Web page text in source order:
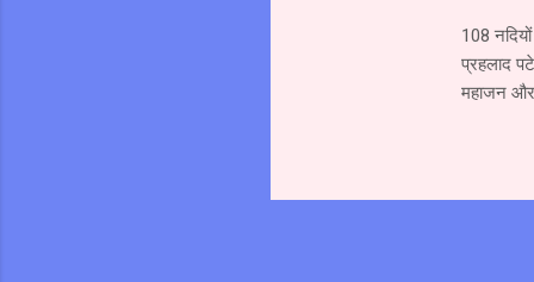
108
प्रहलाद
महाजन और
अत्यंत
पर